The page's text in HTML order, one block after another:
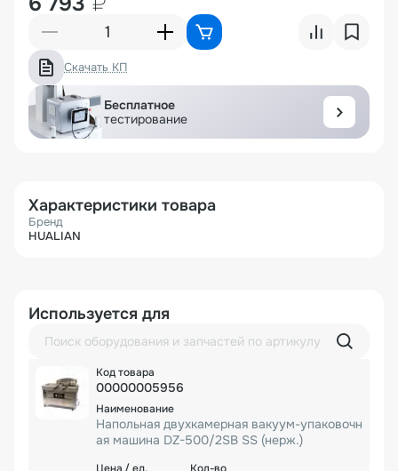
Скачать КП
Бесплатное
тестирование
Характеристики товара
Бренд
HUALIAN
Используется для
00000005956
Напольная двухкамерная вакуум-упаковочн
ая машина DZ-500/2SB SS (нерж.)